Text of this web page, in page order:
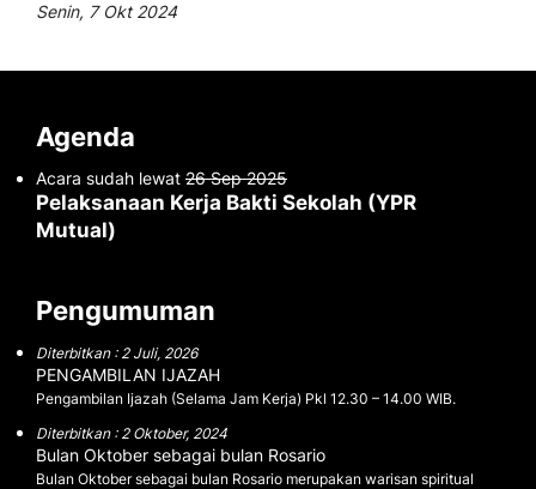
Senin, 7 Okt 2024
Agenda
Acara sudah lewat 26 Sep 2025
Pelaksanaan Kerja Bakti Sekolah (YPR
Mutual)
Pengumuman
Diterbitkan : 2 Juli, 2026
PENGAMBILAN IJAZAH
Pengambilan Ijazah (Selama Jam Kerja) Pkl 12.30 – 14.00 WIB.
Diterbitkan : 2 Oktober, 2024
Bulan Oktober sebagai bulan Rosario
Bulan Oktober sebagai bulan Rosario merupakan warisan spiritual